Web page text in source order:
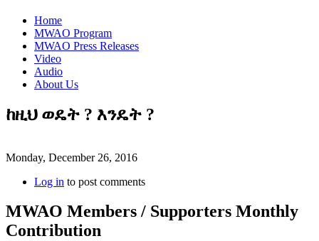
Home
MWAO Program
MWAO Press Releases
Video
Audio
About Us
ከዚህ ወዴት ? እንዴት ?
Monday, December 26, 2016
Log in to post comments
MWAO Members / Supporters Monthly
Contribution